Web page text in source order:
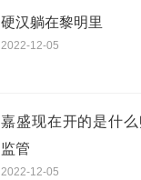
硬汉躺在黎明里
2022-12-05
嘉盛现在开的是什
监管
2022-12-05